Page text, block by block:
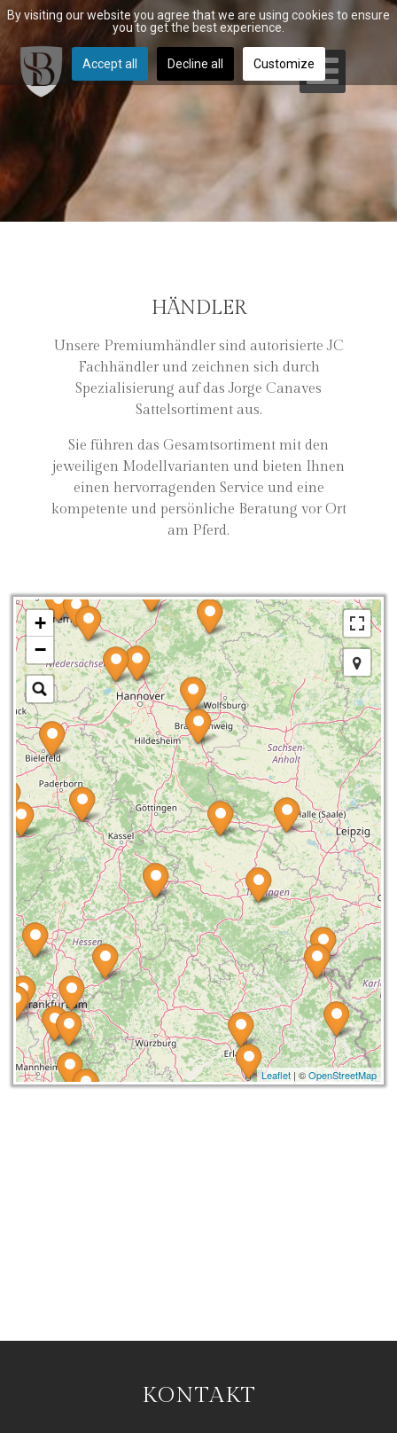
HÄNDLER
Unsere Premiumhändler sind autorisierte JC
Fachhändler und zeichnen sich durch
Spezialisierung auf das Jorge Canaves
Sattelsortiment aus.
Sie führen das Gesamtsortiment mit den
jeweiligen Modellvarianten und bieten Ihnen
einen hervorragenden Service und eine
kompetente und persönliche Beratung vor Ort
am Pferd.
+
−
Leaflet | ©OpenStreetMap
KONTAKT
By visiting our website you agree that we are using cookies to ensure
you to get the best experience.
Accept all Decline all Customize